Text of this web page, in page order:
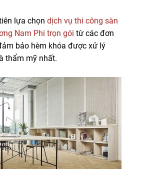
lựa chọn dịch vụ thi công sàn
Nam Phi trọn gói từ các đơn
bảo hèm khóa được xử lý
thẩm mỹ nhất.